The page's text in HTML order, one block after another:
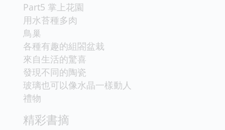
Part5 掌上花園
用水苔種多肉
鳥巢
各種有趣的組閤盆栽
來自生活的驚喜
發現不同的陶瓷
玻璃也可以像水晶一樣動人
禮物
精彩書摘